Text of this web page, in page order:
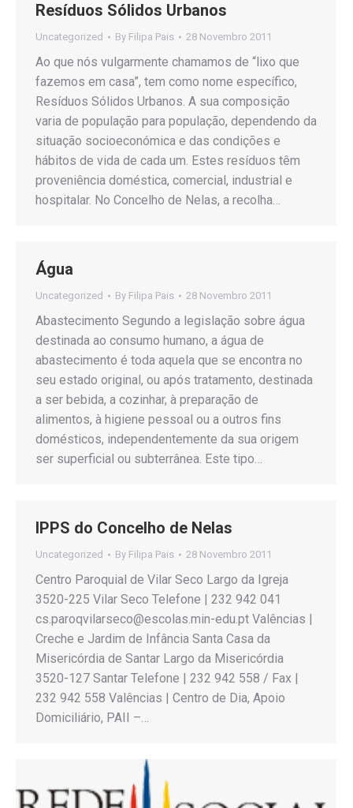
Resíduos Sólidos Urbanos
Uncategorized By Filipa Pais 28 Novembro 2011
Ao que nós vulgarmente chamamos de “lixo que
fazemos em casa”, tem como nome específico,
Resíduos Sólidos Urbanos. A sua composição
varia de população para população, dependendo da
situação socioeconómica e das condições e
hábitos de vida de cada um. Estes resíduos têm
proveniência doméstica, comercial, industrial e
hospitalar. No Concelho de Nelas, a recolha…
Água
Uncategorized By Filipa Pais 28 Novembro 2011
Abastecimento Segundo a legislação sobre água
destinada ao consumo humano, a água de
abastecimento é toda aquela que se encontra no
seu estado original, ou após tratamento, destinada
a ser bebida, a cozinhar, à preparação de
alimentos, à higiene pessoal ou a outros fins
domésticos, independentemente da sua origem
ser superficial ou subterrânea. Este tipo…
IPPS do Concelho de Nelas
Uncategorized By Filipa Pais 28 Novembro 2011
Centro Paroquial de Vilar Seco Largo da Igreja
3520-225 Vilar Seco Telefone | 232 942 041
cs.paroqvilarseco@escolas.min-edu.pt Valências |
Creche e Jardim de Infância Santa Casa da
Misericórdia de Santar Largo da Misericórdia
3520-127 Santar Telefone | 232 942 558 / Fax |
232 942 558 Valências | Centro de Dia, Apoio
Domiciliário, PAII –…